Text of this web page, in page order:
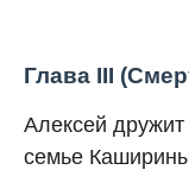
Глава III
Алексей
семье